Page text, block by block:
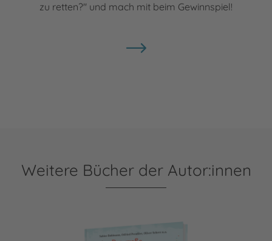
zu retten?" und mach mit beim Gewinnspiel!
Weitere Bücher der Autor:innen